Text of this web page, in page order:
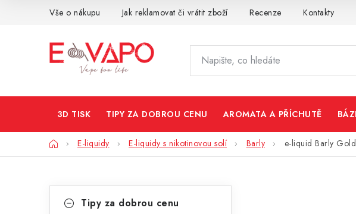
Vše o nákupu Jak reklamovat či vrátit zboží Recenze Kontakty
3D TISK TIPY ZA DOBROU CENU AROMATA A PŘÍCHUTĚ
DomůE-liquidy E-liquidy s nikotinovou solí Barly e-liquid Barly
kategorieTipy za dobrou cenu